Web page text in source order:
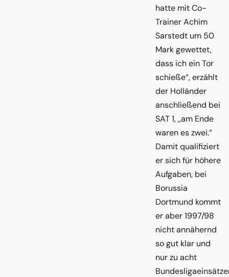
hatte mit Co-
Trainer Achim
Sarstedt um 50
Mark gewettet,
dass ich ein Tor
schieße“, erzählt
der Holländer
anschließend bei
SAT 1, ,,am Ende
waren es zwei.“
Damit qualifiziert
er sich für höhere
Aufgaben, bei
Borussia
Dortmund kommt
er aber 1997/98
nicht annähernd
so gut klar und
nur zu acht